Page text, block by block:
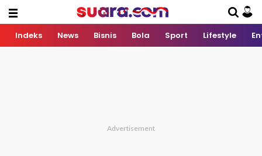
Indeks News Bisnis Bola Sport Lifestyle